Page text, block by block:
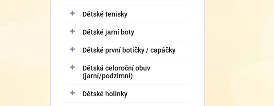
Dětské tenisky
Dětské jarní boty
Dětské první botičky / capáčky
Dětská celoroční obuv
(jarní/podzimní)
Dětské holinky